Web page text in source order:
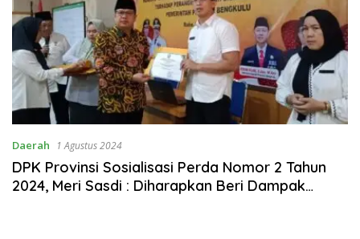
Daerah 1 Agustus 2024
DPK Provinsi Sosialisasi Perda Nomor 2 Tahun
2024, Meri Sasdi : Diharapkan Beri Dampak